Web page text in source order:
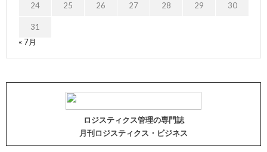
24 25 26 27 28 29 30
31
« 7月
ロジスティクス管理の専門誌
月刊ロジスティクス・ビジネス